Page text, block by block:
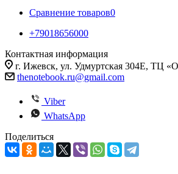
Сравнение товаров0
+79018656000
Контактная информация
г. Ижевск, ул. Удмуртская 304Е, ТЦ
thenotebook.ru@gmail.com
Viber
WhatsApp
Поделиться